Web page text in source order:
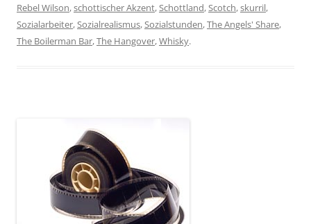
Rebel Wilson,schottischer Akzent,Schottland,Scotch,skurril,
Sozialarbeiter,Sozialrealismus,Sozialstunden,The Angels' Share,
The Boilerman Bar,The Hangover,Whisky.